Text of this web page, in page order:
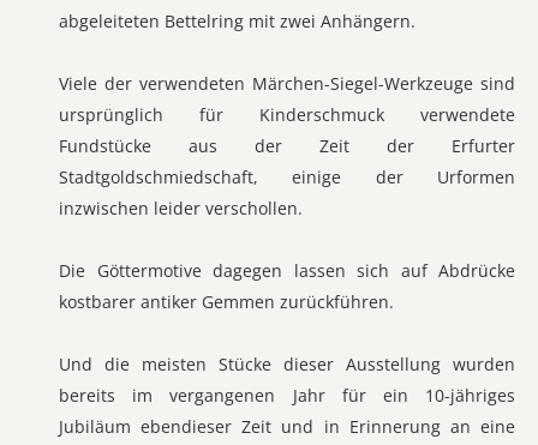
abgeleiteten Bettelring mit zwei Anhängern.
Viele der verwendeten Märchen-Siegel-Werkzeuge sind
ursprünglich für Kinderschmuck verwendete
Fundstücke aus der Zeit der Erfurter
Stadtgoldschmiedschaft, einige der Urformen
inzwischen leider verschollen.
Die Göttermotive dagegen lassen sich auf Abdrücke
kostbarer antiker Gemmen zurückführen.
Und die meisten Stücke dieser Ausstellung wurden
bereits im vergangenen Jahr für ein 10-jähriges
Jubiläum ebendieser Zeit und in Erinnerung an eine